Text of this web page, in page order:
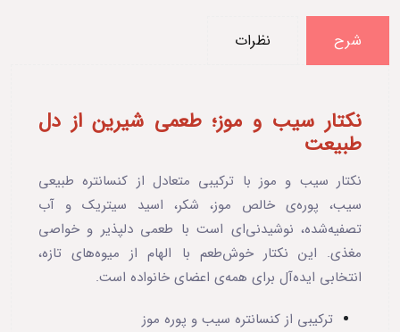
شرح نظرات
نکتار سیب و موز؛ طعمی شیرین از دل
طبیعت
نکتار سیب و موز با ترکیبی متعادل از کنسانتره طبیعی
سیب، پوره‌ی خالص موز، شکر، اسید سیتریک و آب
تصفیه‌شده، نوشیدنی‌ای است با طعمی دلپذیر و خواصی
مغذی. این نکتار خوش‌طعم با الهام از میوه‌های تازه،
انتخابی ایده‌آل برای همه‌ی اعضای خانواده است.
ترکیبی از کنسانتره سیب و پوره موز